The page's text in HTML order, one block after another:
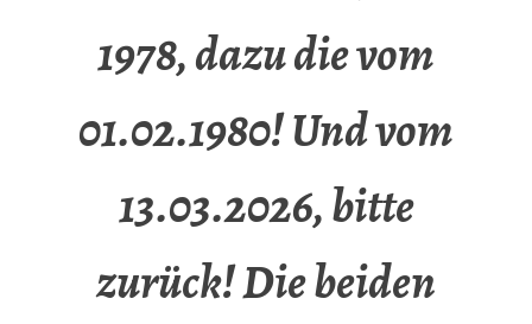
1978, dazu die vom
01.02.1980! Und vom
13.03.2026, bitte
zurück! Die beiden